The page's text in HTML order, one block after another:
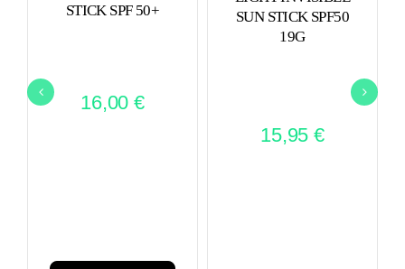
STICK SPF 50+
16,00 €
SUN STICK SPF50
19G
15,95 €